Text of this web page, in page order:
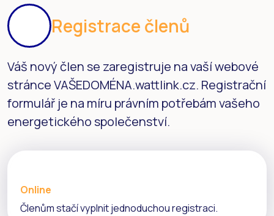
Registrace členů
Váš nový člen se zaregistruje na vaší webové
stránce VAŠEDOMÉNA.wattlink.cz. Registrační
formulář je na míru právním potřebám vašeho
energetického společenství.
Online
Členům stačí vyplnit jednoduchou registraci.